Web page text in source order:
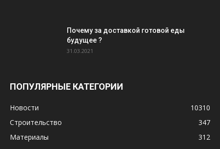
Почему за доставкой готовой еды
будущее ?
31.03.2021
ПОПУЛЯРНЫЕ КАТЕГОРИИ
Новости
10310
Строительство
347
Материалы
312